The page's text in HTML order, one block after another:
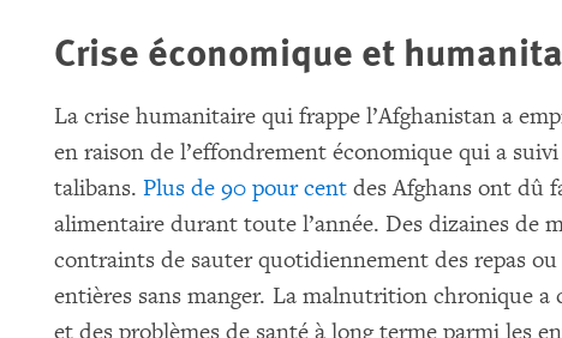
Crise économique et
La crise humanitaire qui frappe l’Afghanistan a
en raison de l’effondrement économique qui a
talibans.Plus de 90 pour cent des Afghans ont dû
alimentaire durant toute l’année. Des dizaines de
contraints de sauter quotidiennement des repas ou
entières sans manger. La malnutrition chronique a
et des problèmes de santé à long terme parmi les